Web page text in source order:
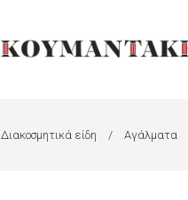
Διακοσμητικά είδη Αγάλματα